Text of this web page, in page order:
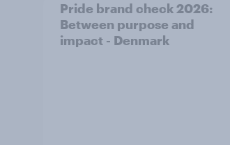
Pride brand check 2026:
Between purpose and
impact - Denmark